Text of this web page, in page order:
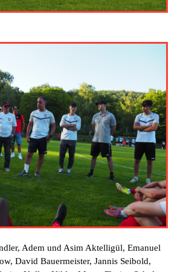
Adem und Asim Aktelligül, Emanuel
David Bauermeister, Jannis Seibold,